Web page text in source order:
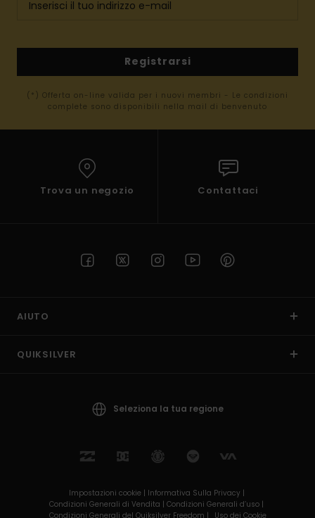
Registrarsi
(*) Offerta on-line valida per i nuovi membri - Le condizioni
complete sono disponibili nella mail di benvenuto
Trova un negozio Contattaci
AIUTO
QUIKSILVER
Seleziona la tua regione
Impostazioni cookie | Informativa Sulla Privacy |
Condizioni Generali di Vendita | Condizioni Generali d’uso |
Condizioni Generali del Quiksilver Freedom |
Uso dei Cookie